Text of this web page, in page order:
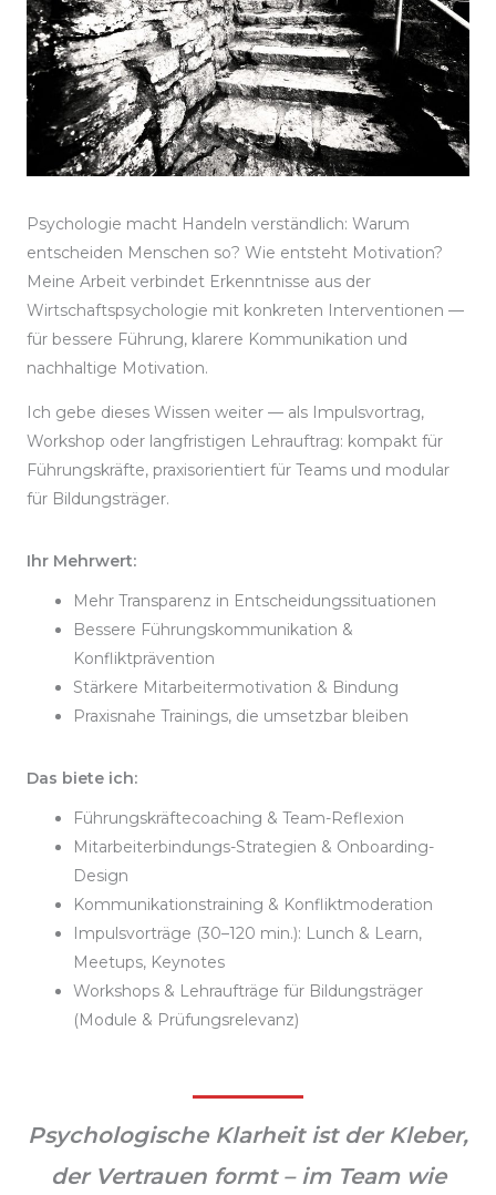
Psychologie macht Handeln verständlich: Warum
entscheiden Menschen so? Wie entsteht Motivation?
Meine Arbeit verbindet Erkenntnisse aus der
Wirtschaftspsychologie mit konkreten Interventionen —
für bessere Führung, klarere Kommunikation und
nachhaltige Motivation.
Ich gebe dieses Wissen weiter — als Impulsvortrag,
Workshop oder langfristigen Lehrauftrag: kompakt für
Führungskräfte, praxisorientiert für Teams und modular
für Bildungsträger.
Ihr Mehrwert:
Mehr Transparenz in Entscheidungssituationen
Bessere Führungskommunikation &
Konfliktprävention
Stärkere Mitarbeitermotivation & Bindung
Praxisnahe Trainings, die umsetzbar bleiben
Das biete ich:
Führungskräftecoaching & Team-Reflexion
Mitarbeiterbindungs-Strategien & Onboarding-
Design
Kommunikationstraining & Konfliktmoderation
Impulsvorträge (30–120 min.): Lunch & Learn,
Meetups, Keynotes
Workshops & Lehraufträge für Bildungsträger
(Module & Prüfungsrelevanz)
Psychologische Klarheit ist der Kleber,
der Vertrauen formt – im Team wie